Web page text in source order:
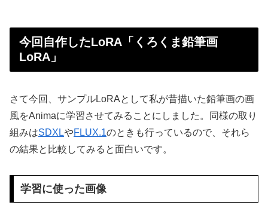
今回自作したLoRA「くろくま鉛筆画
LoRA」
さて今回、サンプルLoRAとして私が昔描いた鉛筆画の画
風をAnimaに学習させてみることにしました。同様の取り
組みはSDXLやFLUX.1のときも行っているので、それら
の結果と比較してみると面白いです。
学習に使った画像